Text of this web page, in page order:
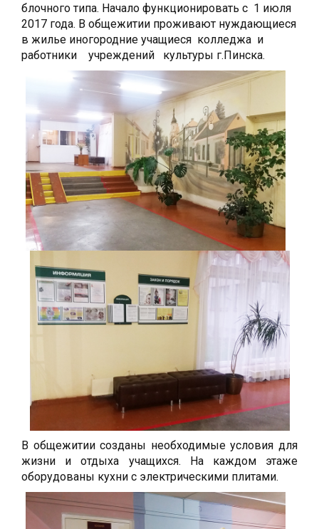
блочного типа. Начало функционировать с 1 июля
2017 года. В общежитии проживают нуждающиеся
в жилье иногородние учащиеся колледжа и
работники учреждений культуры г.Пинска.
В общежитии созданы необходимые условия для
жизни и отдыха учащихся. На каждом этаже
оборудованы кухни с электрическими плитами.